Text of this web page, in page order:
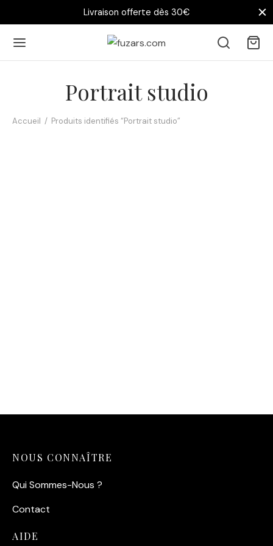
Livraison offerte dès 30€
Portrait studio
Accueil / Produits identifiés “Portrait studio”
NOUS CONNAÎTRE
Qui Sommes-Nous ?
Contact
AIDE